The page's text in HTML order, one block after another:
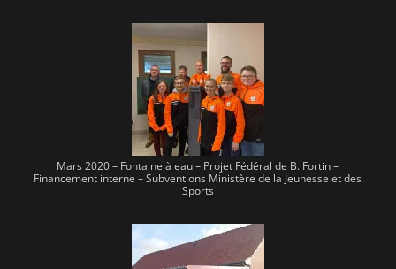
Mars 2020 – Fontaine à eau – Projet Fédéral de B. Fortin –
Financement interne – Subventions Ministère de la Jeunesse et des
Sports